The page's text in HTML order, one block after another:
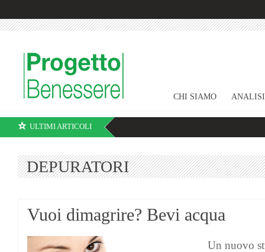
CHI SIAMO ANALISI
ULTIMI ARTICOLI
DEPURATORI
Vuoi dimagrire? Bevi acqua
Un nuovo